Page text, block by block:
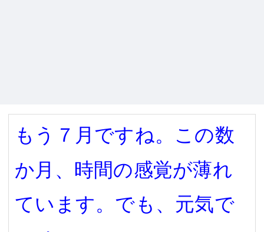
もう７月ですね。この数
か月、時間の感覚が薄れ
ています。でも、元気で